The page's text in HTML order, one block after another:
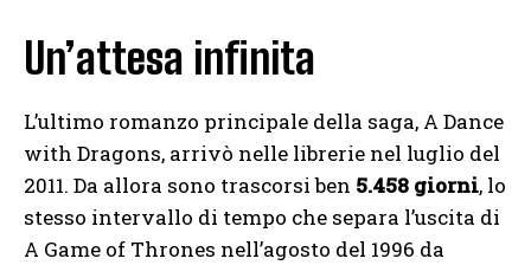
Un’attesa infinita
L’ultimo romanzo principale della saga, A Dance
with Dragons, arrivò nelle librerie nel luglio del
2011. Da allora sono trascorsi ben 5.458 giorni, lo
stesso intervallo di tempo che separa l’uscita di
A Game of Thrones nell’agosto del 1996 da